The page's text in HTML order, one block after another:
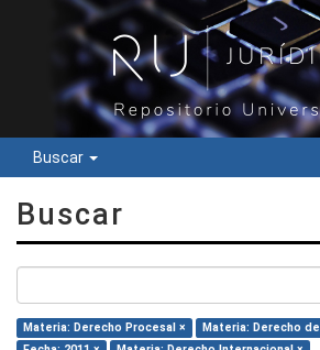
Buscar
Buscar
Materia: Derecho Procesal ×
Materia: Derecho